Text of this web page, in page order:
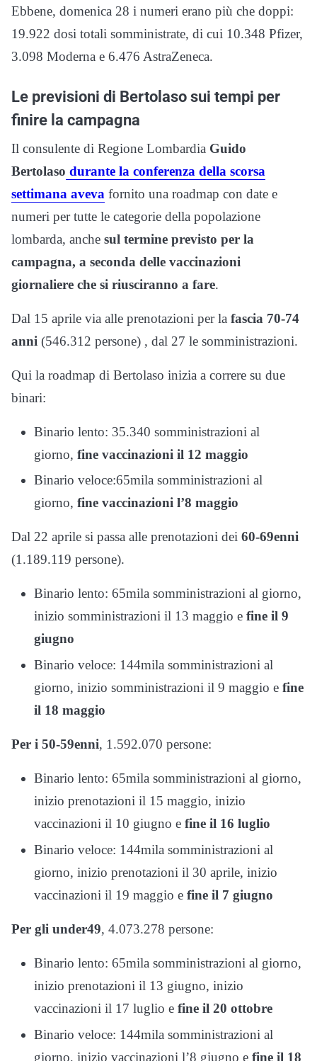
Ebbene, domenica 28 i numeri erano più che doppi:
19.922 dosi totali somministrate, di cui 10.348 Pfizer,
3.098 Moderna e 6.476 AstraZeneca.
Le previsioni di Bertolaso sui tempi per
finire la campagna
Il consulente di Regione Lombardia Guido
Bertolaso durante la conferenza della scorsa
settimana aveva fornito una roadmap con date e
numeri per tutte le categorie della popolazione
lombarda, anche sul termine previsto per la
campagna, a seconda delle vaccinazioni
giornaliere che si riusciranno a fare.
Dal 15 aprile via alle prenotazioni per la fascia 70-74
anni (546.312 persone) , dal 27 le somministrazioni.
Qui la roadmap di Bertolaso inizia a correre su due
binari:
Binario lento: 35.340 somministrazioni al
giorno, fine vaccinazioni il 12 maggio
Binario veloce:65mila somministrazioni al
giorno, fine vaccinazioni l’8 maggio
Dal 22 aprile si passa alle prenotazioni dei 60-69enni
(1.189.119 persone).
Binario lento: 65mila somministrazioni al giorno,
inizio somministrazioni il 13 maggio e fine il 9
giugno
Binario veloce: 144mila somministrazioni al
giorno, inizio somministrazioni il 9 maggio e fine
il 18 maggio
Per i 50-59enni, 1.592.070 persone:
Binario lento: 65mila somministrazioni al giorno,
inizio prenotazioni il 15 maggio, inizio
vaccinazioni il 10 giugno e fine il 16 luglio
Binario veloce: 144mila somministrazioni al
giorno, inizio prenotazioni il 30 aprile, inizio
vaccinazioni il 19 maggio e fine il 7 giugno
Per gli under49, 4.073.278 persone:
Binario lento: 65mila somministrazioni al giorno,
inizio prenotazioni il 13 giugno, inizio
vaccinazioni il 17 luglio e fine il 20 ottobre
Binario veloce: 144mila somministrazioni al
giorno, inizio vaccinazioni l’8 giugno e fine il 18